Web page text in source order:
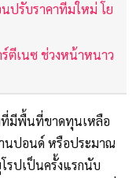
ปรับราคาทีมใหม่ โย
ตีเนซ ช่วงหน้าหนาว
ที่มีพื้นที่ขาดทุนเหลือ
นปอนด์ หรือประมาณ
รปเป็นครั้งแรกนับ